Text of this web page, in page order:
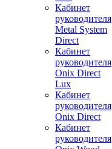
Кабинет
руководителя
Metal System
Direct
Кабинет
руководителя
Onix Direct
Lux
Кабинет
руководителя
Onix Direct
Кабинет
руководителя